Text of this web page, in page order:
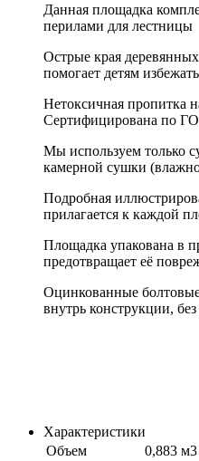
Данная площадка
перилами для лестницы
Острые края
помогает детям
Нетоксичная пропитка
Сертифицирована по
Мы используем только
камерной сушки
Подробная
прилагается к каждой
Площадка упакована в
предотвращает её
Оцинкованные
внутрь конструкции,
Характеристики
Объем
0,883 м3